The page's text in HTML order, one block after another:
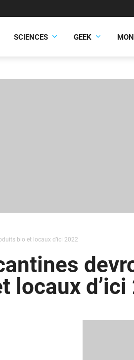
SCIENCES GEEK
bio et locaux d’ici 2022
locaux d’ici